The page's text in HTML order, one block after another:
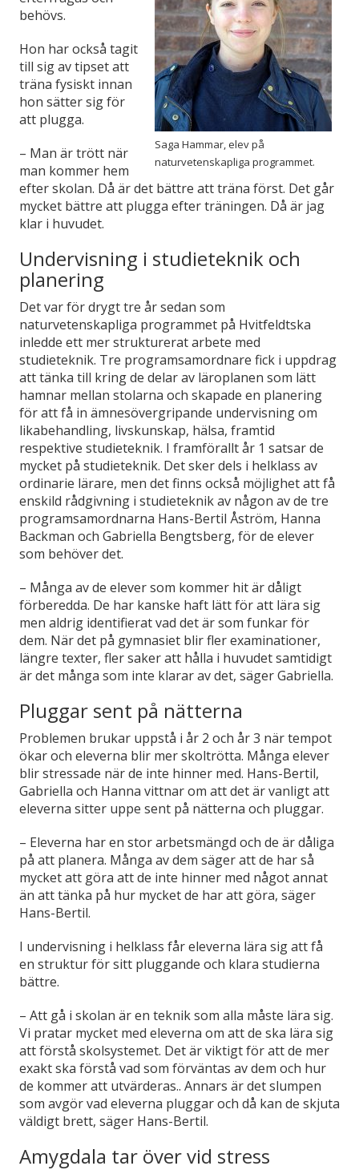
Saga Hammar, elev på
naturvetenskapliga programmet.
behövs.
Hon har också tagit
till sig av tipset att
träna fysiskt innan
hon sätter sig för
att plugga.
– Man är trött när
man kommer hem
efter skolan. Då är det bättre att träna först. Det går
mycket bättre att plugga efter träningen. Då är jag
klar i huvudet.
Undervisning i studieteknik och
planering
Det var för drygt tre år sedan som
naturvetenskapliga programmet på Hvitfeldtska
inledde ett mer strukturerat arbete med
studieteknik. Tre programsamordnare fick i uppdrag
att tänka till kring de delar av läroplanen som lätt
hamnar mellan stolarna och skapade en planering
för att få in ämnesövergripande undervisning om
likabehandling, livskunskap, hälsa, framtid
respektive studieteknik. I framförallt år 1 satsar de
mycket på studieteknik. Det sker dels i helklass av
ordinarie lärare, men det finns också möjlighet att få
enskild rådgivning i studieteknik av någon av de tre
programsamordnarna Hans-Bertil Åström, Hanna
Backman och Gabriella Bengtsberg, för de elever
som behöver det.
– Många av de elever som kommer hit är dåligt
förberedda. De har kanske haft lätt för att lära sig
men aldrig identifierat vad det är som funkar för
dem. När det på gymnasiet blir fler examinationer,
längre texter, fler saker att hålla i huvudet samtidigt
är det många som inte klarar av det, säger Gabriella.
Pluggar sent på nätterna
Problemen brukar uppstå i år 2 och år 3 när tempot
ökar och eleverna blir mer skoltrötta. Många elever
blir stressade när de inte hinner med. Hans-Bertil,
Gabriella och Hanna vittnar om att det är vanligt att
eleverna sitter uppe sent på nätterna och pluggar.
– Eleverna har en stor arbetsmängd och de är dåliga
på att planera. Många av dem säger att de har så
mycket att göra att de inte hinner med något annat
än att tänka på hur mycket de har att göra, säger
Hans-Bertil.
I undervisning i helklass får eleverna lära sig att få
en struktur för sitt pluggande och klara studierna
bättre.
– Att gå i skolan är en teknik som alla måste lära sig.
Vi pratar mycket med eleverna om att de ska lära sig
att förstå skolsystemet. Det är viktigt för att de mer
exakt ska förstå vad som förväntas av dem och hur
de kommer att utvärderas.. Annars är det slumpen
som avgör vad eleverna pluggar och då kan de skjuta
väldigt brett, säger Hans-Bertil.
Amygdala tar över vid stress